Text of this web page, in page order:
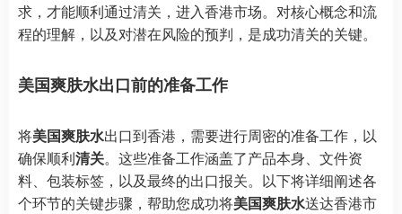
求，才能顺利通过清关，进入香港市场。对核心概念和流
程的理解，以及对潜在风险的预判，是成功清关的关键。
美国爽肤水出口前的准备工作
将美国爽肤水出口到香港，需要进行周密的准备工作，以
确保顺利清关。这些准备工作涵盖了产品本身、文件资
料、包装标签，以及最终的出口报关。以下将详细阐述各
个环节的关键步骤，帮助您成功将美国爽肤水送达香港市